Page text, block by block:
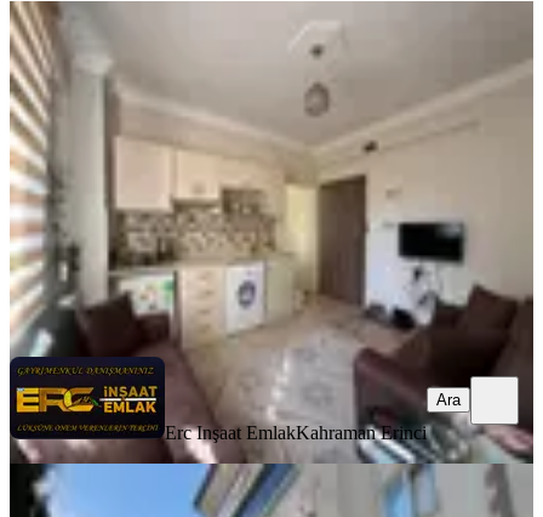
YENİ
Hurda Cafe Civarı Kiralık 2+0 Daire
Onikişubat, Vadi Mahallesi
75 m²· 07.08.2026
Erc Inşaat EmlakKahraman Erinci
Ara
Erc Inşaat EmlakKahraman Erinci
Ara
YENİ
Germenıcıa'dan Hürriyet Mh.de